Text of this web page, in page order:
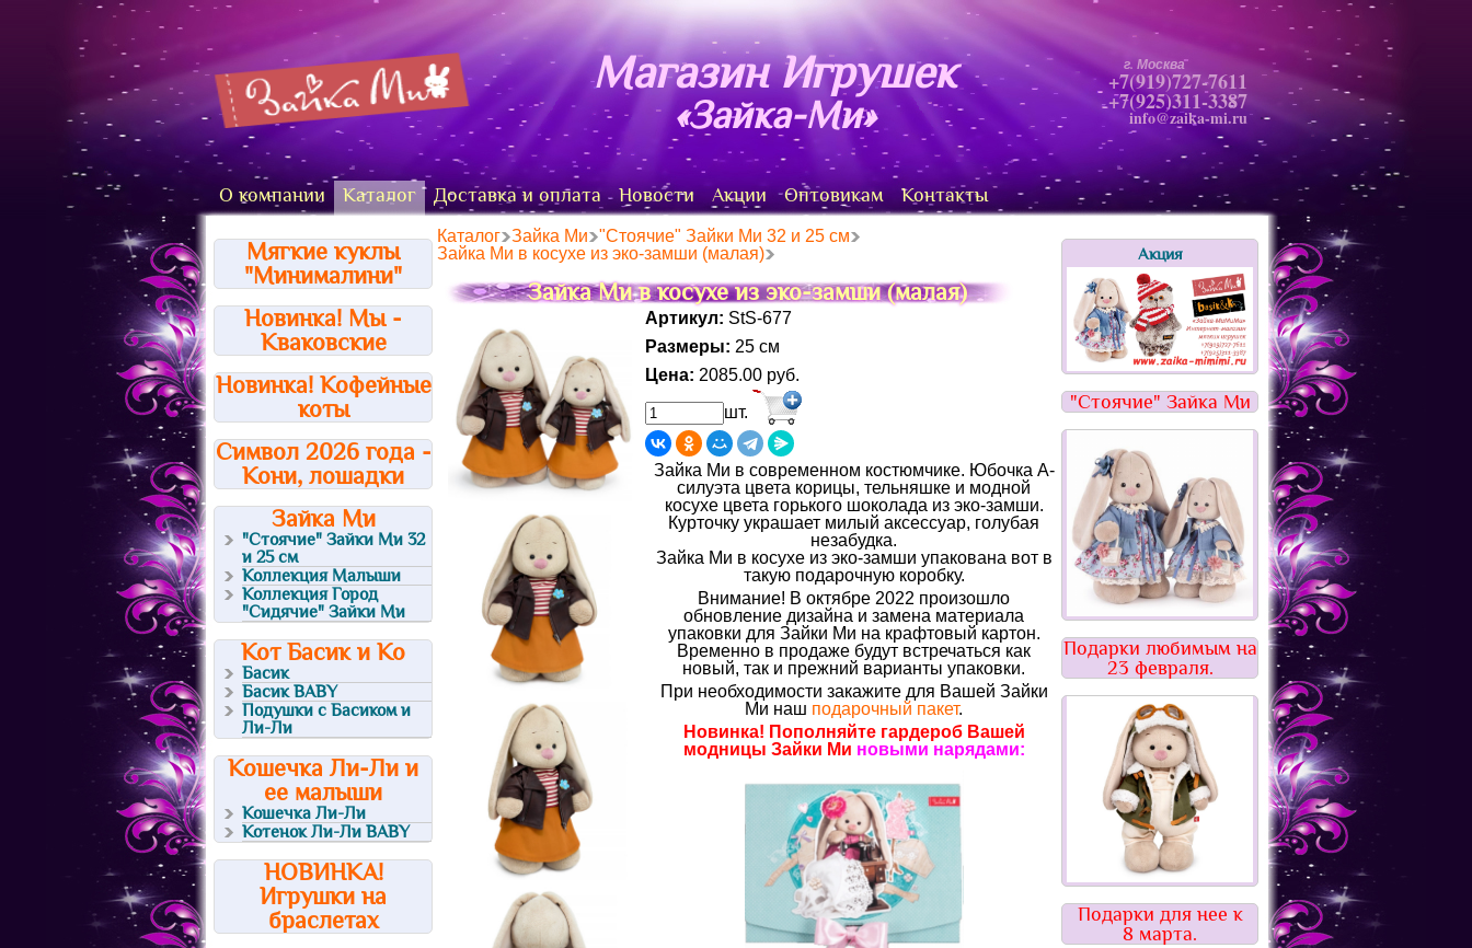
Магазин Игрушек
«Зайка-Ми»
г. Москва
+7(919)727-7611
+7(925)311-3387
info@zaika-mi.ru
О компании Каталог Доставка и оплата Новости Акции Оптовикам Контакты
Мягкие куклы
"Минималини"
Новинка! Мы -
Кваковские
Новинка! Кофейные
коты
Символ 2026 года -
Кони, лошадки
Зайка Ми
"Стоячие" Зайки Ми 32
и 25 см
Коллекция Малыши
Коллекция Город
"Сидячие" Зайки Ми
Кот Басик и Ко
Басик
Басик BABY
Подушки с Басиком и
Ли-Ли
Кошечка Ли-Ли и
ее малыши
Кошечка Ли-Ли
Котенок Ли-Ли BABY
НОВИНКА!
Игрушки на
браслетах
Каталог Зайка Ми
"Стоячие" Зайки Ми 32 и 25 см
Зайка Ми в косухе из эко-замши (малая)
Зайка Ми в косухе из эко-замши (малая)
Артикул: StS-677
Размеры: 25 см
Цена: 2085.00 руб.
шт.
Зайка Ми в современном костюмчике. Юбочка А-
силуэта цвета корицы, тельняшке и модной
косухе цвета горького шоколада из эко-замши.
Курточку украшает милый аксессуар, голубая
незабудка.
Зайка Ми в косухе из эко-замши упакована вот в
такую подарочную коробку.
Внимание! В октябре 2022 произошло
обновление дизайна и замена материала
упаковки для Зайки Ми на крафтовый картон.
Временно в продаже будут встречаться как
новый, так и прежний варианты упаковки.
При необходимости закажите для Вашей Зайки
Ми наш подарочный пакет.
Новинка! Пополняйте гардероб Вашей
модницы Зайки Ми новыми нарядами:
Акция
"Стоячие" Зайка Ми
Подарки любимым на
23 февраля.
Подарки для нее к
8 марта.